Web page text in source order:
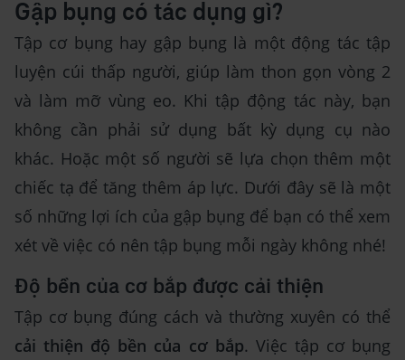
Gập bụng có tác dụng gì?
Tập cơ bụng hay gập bụng là một động tác tập
luyện cúi thấp người, giúp làm thon gọn vòng 2
và làm mỡ vùng eo. Khi tập động tác này, bạn
không cần phải sử dụng bất kỳ dụng cụ nào
khác. Hoặc một số người sẽ lựa chọn thêm một
chiếc tạ để tăng thêm áp lực. Dưới đây sẽ là một
số những lợi ích của gập bụng để bạn có thể xem
xét về việc có nên tập bụng mỗi ngày không nhé!
Độ bền của cơ bắp được cải thiện
Tập cơ bụng đúng cách và thường xuyên có thể
cải thiện độ bền của cơ bắp. Việc tập cơ bụng